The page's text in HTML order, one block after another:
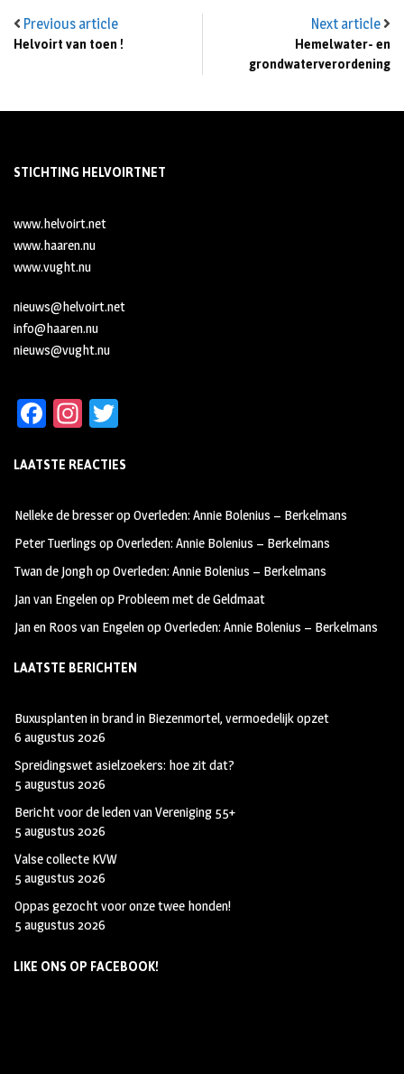
Previous article
Helvoirt van toen !
Next article
Hemelwater- en
grondwaterverordening
STICHTING HELVOIRTNET
www.helvoirt.net
www.haaren.nu
www.vught.nu
nieuws@helvoirt.net
info@haaren.nu
nieuws@vught.nu
Fa
b
oo
k
In
ag
m
tt
LAATSTE REACTIES
Nelleke de bresseropOverleden: Annie Bolenius – Berkelmans
Peter Tuerlings opOverleden: Annie Bolenius – Berkelmans
Twan de JonghopOverleden: Annie Bolenius – Berkelmans
Jan van Engelenop Probleem met de Geldmaat
Jan en Roos van EngelenopOverleden: Annie Bolenius – Berkelmans
LAATSTE BERICHTEN
Buxusplanten in brand in Biezenmortel, vermoedelijk opzet
6 augustus 2026
Spreidingswet asielzoekers: hoe zit dat?
5 augustus 2026
Bericht voor de leden van Vereniging 55+
5 augustus 2026
Valse collecte KVW
5 augustus 2026
Oppas gezocht voor onze twee honden!
5 augustus 2026
LIKE ONS OP FACEBOOK!